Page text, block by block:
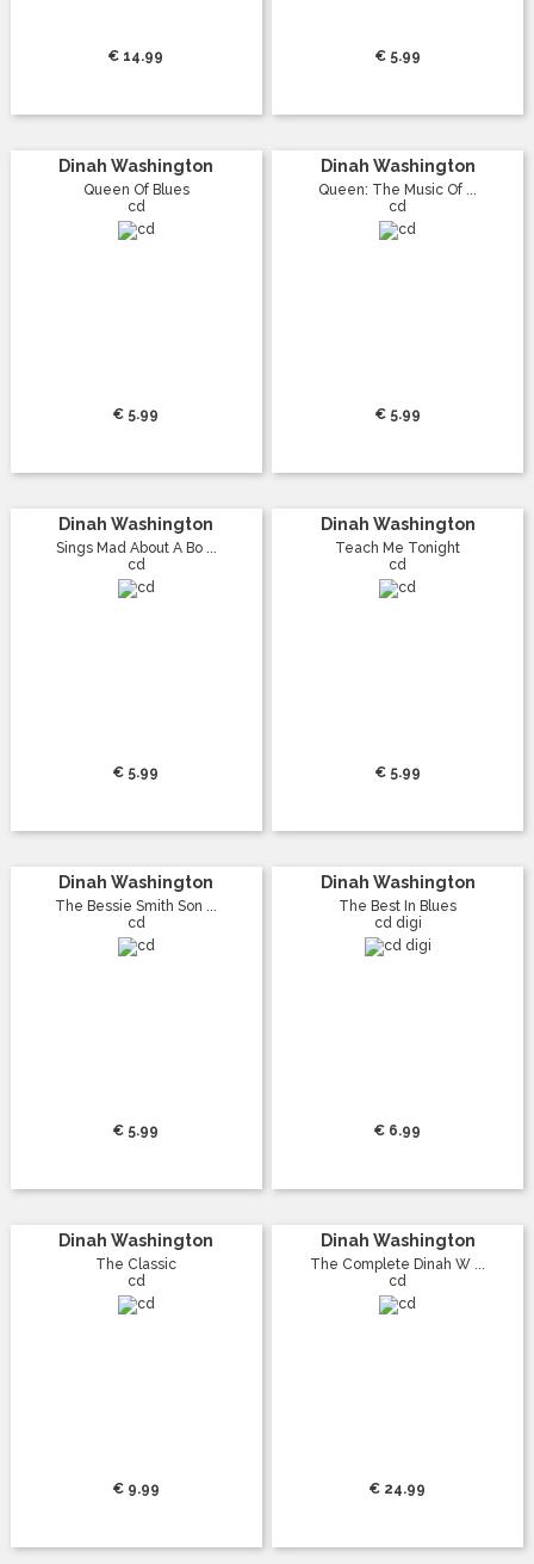
€ 14.99 € 5.99
Dinah Washington
Queen Of Blues
cd
€ 5.99
Dinah Washington
Queen: The Music Of ...
cd
€ 5.99
Dinah Washington
Sings Mad About A Bo ...
cd
€ 5.99
Dinah Washington
Teach Me Tonight
cd
€ 5.99
Dinah Washington
The Bessie Smith Son ...
cd
€ 5.99
Dinah Washington
The Best In Blues
cd digi
€ 6.99
Dinah Washington
The Classic
cd
€ 9.99
Dinah Washington
The Complete Dinah W ...
cd
€ 24.99